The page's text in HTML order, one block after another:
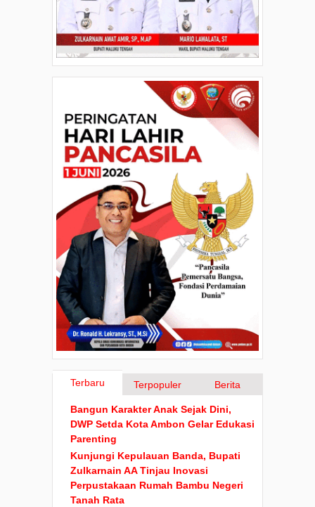
Terbaru Terpopuler Berita
Bangun Karakter Anak Sejak Dini,
DWP Setda Kota Ambon Gelar Edukasi
Parenting
Kunjungi Kepulauan Banda, Bupati
Zulkarnain AA Tinjau Inovasi
Perpustakaan Rumah Bambu Negeri
Tanah Rata